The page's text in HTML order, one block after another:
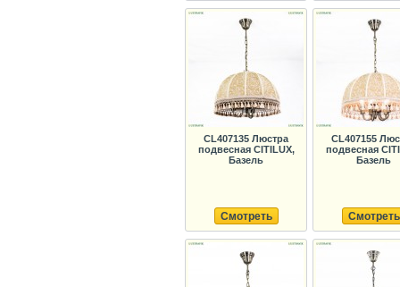
CL407135 Люстра
подвесная CITILUX,
Базель
Смотреть
CL407155
подвесная
Базель
Смотреть